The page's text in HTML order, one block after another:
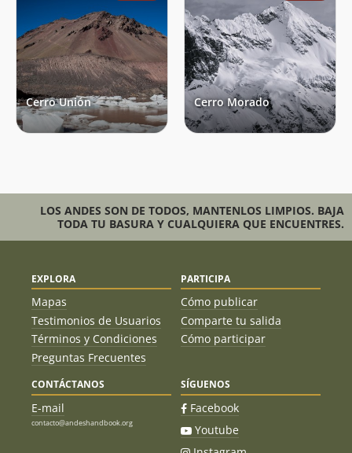
Cerro Unión Cerro Morado
LOS ANDES SON DE TODOS, MANTENLOS LIMPIOS. BAJA
TODA TU BASURA Y CUALQUIERA QUE ENCUENTRES.
EXPLORA
Mapas
Testimonios de Usuarios
Términos y Condiciones
Preguntas Frecuentes
PARTICIPA
Cómo publicar
Comparte tu salida
Cómo participar
CONTÁCTANOS
E-mail
contacto@andeshandbook.org
SÍGUENOS
Facebook
Youtube